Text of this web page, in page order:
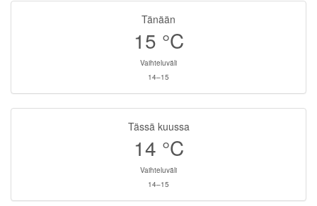
Tänään
15 °C
Vaihteluväli
14–15
Tässä kuussa
14 °C
Vaihteluväli
14–15